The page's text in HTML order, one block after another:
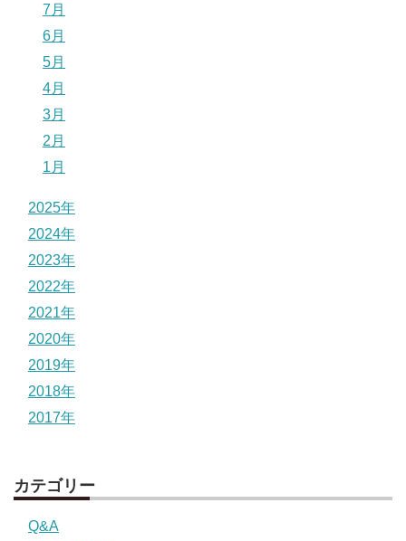
7月
6月
5月
4月
3月
2月
1月
2025年
2024年
2023年
2022年
2021年
2020年
2019年
2018年
2017年
カテゴリー
Q&A